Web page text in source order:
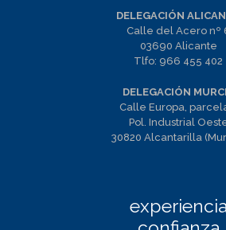
DELEGACIÓN
Calle del Acero nº
03690 Alicante
Tlfo: 966 455 402
DELEGACIÓN
Calle Europa,
Pol. Industrial
30820 Alcantarilla
experiencia